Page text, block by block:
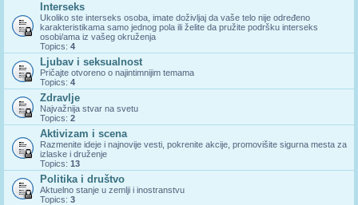
Interseks
Ukoliko ste interseks osoba, imate doživljaj da vaše telo nije određeno
karakteristikama samo jednog pola ili želite da pružite podršku interseks
osobi/ama iz vašeg okruženja
Topics: 4
Ljubav i seksualnost
Pričajte otvoreno o najintimnijim temama
Topics: 4
Zdravlje
Najvažnija stvar na svetu
Topics: 2
Aktivizam i scena
Razmenite ideje i najnovije vesti, pokrenite akcije, promovišite sigurna mesta za
izlaske i druženje
Topics: 13
Politika i društvo
Aktuelno stanje u zemlji i inostranstvu
Topics: 3